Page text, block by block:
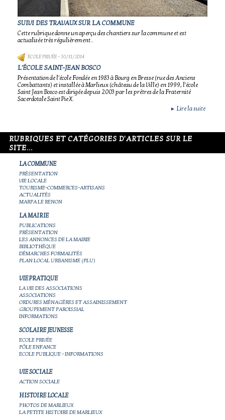
SUIVI DES TRAVAUX SUR LA COMMUNE
Cette rubrique donne un aperçu des chantiers sur la commune et est
actualisée très régulièrement..
ECOLE PRIVÉE- 30/11/2014
L'ÉCOLE SAINT-JEAN BOSCO
Présentation de l'école Fondée en 1983 à Bourg en Bresse (rue des Anciens
Combattants) et installée à Marlieux (château de la Ville) en 1999, l'école
Saint Jean Bosco est dirigée depuis 2003 par les prêtres de la Fraternité
Sacerdotale Saint Pie X.
► Lire la suite
RUBRIQUES ET CATÉGORIES D'ARTICLES SUR LE
SITE...
LA COMMUNE
PRÉSENTATION
VIE LOCALE
TOURISME-COMMERCES-ARTISANS
ACTUALITÉS
MARPA LE RENON
LA MAIRIE
PUBLICATIONS
PRÉSENTATION
LES ANNONCES DE LA MAIRIE
BIBLIOTHÈQUE
DÉMARCHES FORMALITÉS
PLAN LOCAL URBANISME (PLU)
VIE PRATIQUE
LA VIE DES ASSOCIATIONS
ASSOCIATIONS
ORDURES MÉNAGÈRES ET ASSAINISSEMENT
GROUPEMENT PAROISSIAL
INFORMATIONS
SCOLAIRE JEUNESSE
ECOLE PRIVÉE
PÔLE ENFANCE
ECOLE PUBLIQUE - INFORMATIONS
VIE SOCIALE
ACTION SOCIALE
HISTOIRE LOCALE
PHOTOS DE MARLIEUX
LA PETITE HISTOIRE DE MARLIEUX